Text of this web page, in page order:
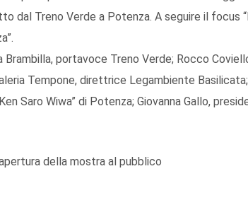
dal Treno Verde a Potenza. A seguire il focus
Brambilla, portavoce Treno Verde; Rocco
Tempone, direttrice Legambiente
Saro Wiwa” di Potenza; Giovanna Gallo,
della mostra al pubblico